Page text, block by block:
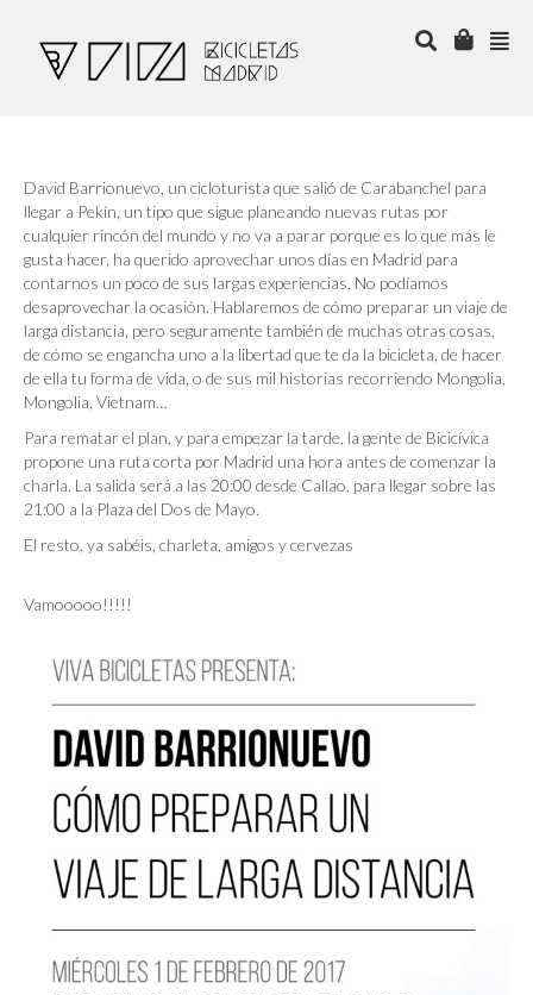
David Barrionuevo, un cicloturista que salió de Carabanchel para
llegar a Pekín, un tipo que sigue planeando nuevas rutas por
cualquier rincón del mundo y no va a parar porque es lo que más le
gusta hacer, ha querido aprovechar unos días en Madrid para
contarnos un poco de sus largas experiencias. No podíamos
desaprovechar la ocasión. Hablaremos de cómo preparar un viaje de
larga distancia, pero seguramente también de muchas otras cosas,
de cómo se engancha uno a la libertad que te da la bicicleta, de hacer
de ella tu forma de vida, o de sus mil historias recorriendo Mongolia,
Mongolia, Vietnam…
Para rematar el plan, y para empezar la tarde, la gente de Bicicívica
propone una ruta corta por Madrid una hora antes de comenzar la
charla. La salida será a las 20:00 desde Callao, para llegar sobre las
21:00 a la Plaza del Dos de Mayo.
El resto, ya sabéis, charleta, amigos y cervezas
Vamooooo!!!!!